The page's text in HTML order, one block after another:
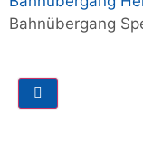
Bahnübergang